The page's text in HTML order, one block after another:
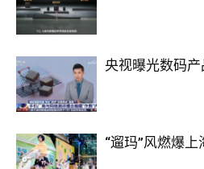
央视曝光数码
“遛玛”风燃爆